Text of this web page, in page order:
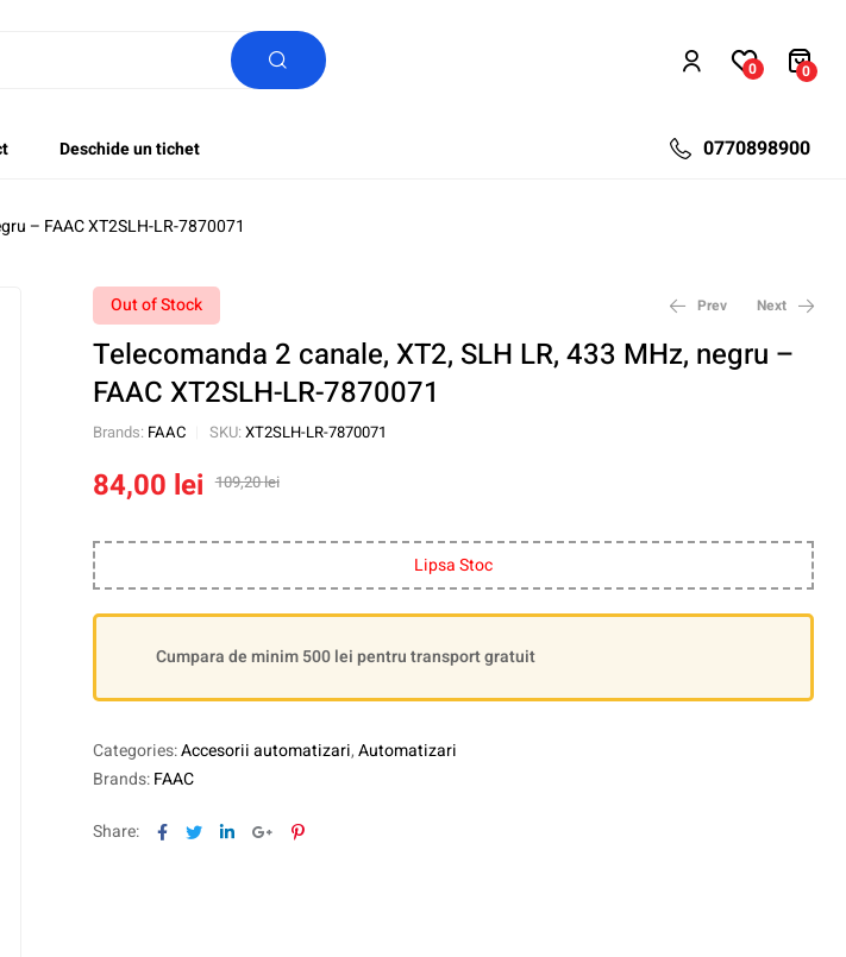
0 0
Deschide un tichet 0770898900
– FAAC XT2SLH-LR-7870071
Out of Stock Prev Next
Telecomanda 2 canale, XT2, SLH LR, 433 MHz, negru –
FAAC XT2SLH-LR-7870071
Brands: FAAC SKU: XT2SLH-LR-7870071
109,20lei
84,00 lei
Lipsa Stoc
Cumpara de minim 500 lei pentru transport gratuit
Categories:Accesorii automatizari,Automatizari
Brands:FAAC
Share: Facebook
TwitterLinkedinGoogle+Pinterest